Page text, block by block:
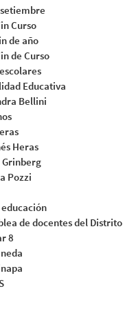
Curso
de año
de Curso
Educativa
Bellini
Heras
Grinberg
Pozzi
de docentes del Distrito
8